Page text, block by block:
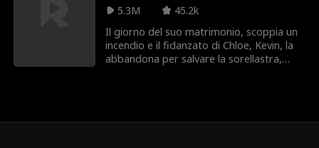
5.3M
45.2k
Il giorno del suo matrimonio, scoppia un
incendio e il fidanzato di Chloe, Kevin, la
abbandona per salvare la sorellastra,
sia in realtà un miliardario CEO. Col